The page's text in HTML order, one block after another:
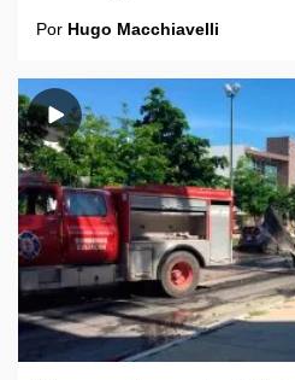
Por Hugo Macchiavelli